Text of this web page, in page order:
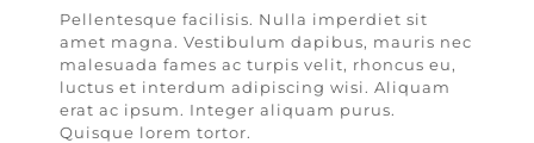
Pellentesque facilisis. Nulla imperdiet sit
amet magna. Vestibulum dapibus, mauris nec
malesuada fames ac turpis velit, rhoncus eu,
luctus et interdum adipiscing wisi. Aliquam
erat ac ipsum. Integer aliquam purus.
Quisque lorem tortor.